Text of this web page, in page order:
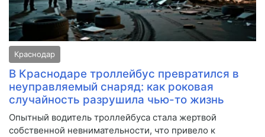
Краснодар
В Краснодаре троллейбус превратился в
неуправляемый снаряд: как роковая
случайность разрушила чью-то жизнь
Опытный водитель троллейбуса стала жертвой
собственной невнимательности, что привело к